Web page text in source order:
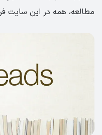
مطالعه، همه در این سایت